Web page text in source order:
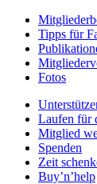
Tipps für
Fotos
Laufen für
Mitglied
Spenden
Zeit
Buy’n’help